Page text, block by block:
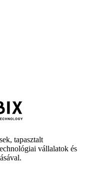
tapasztalt
vállalatok és